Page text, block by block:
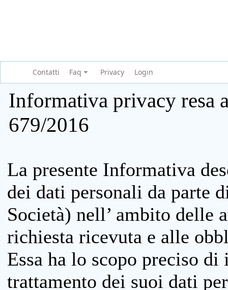
Contatti Faq Privacy Login
Informativa privacy resa
679/2016
La presente Informativa
dei dati personali da parte
Società) nell’ ambito delle
richiesta ricevuta e alle
Essa ha lo scopo preciso
trattamento dei suoi dati